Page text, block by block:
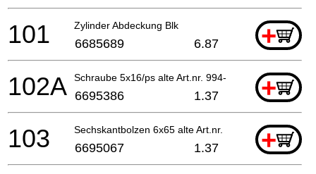
Zylinder Abdeckung Blk +
101 6685689 6.87
Schraube 5x16/ps alte Art.nr. 994-15050-162
+
102A 6695386 1.37
Sechskantbolzen 6x65 alte Art.nr. 990-51060-653
+
103 6695067 1.37